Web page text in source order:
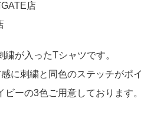
店
が入ったTシャツです。
に刺繍と同色のステッチがポ
ーの3色ご用意しております。